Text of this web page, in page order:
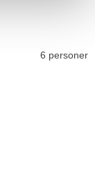
6 personer